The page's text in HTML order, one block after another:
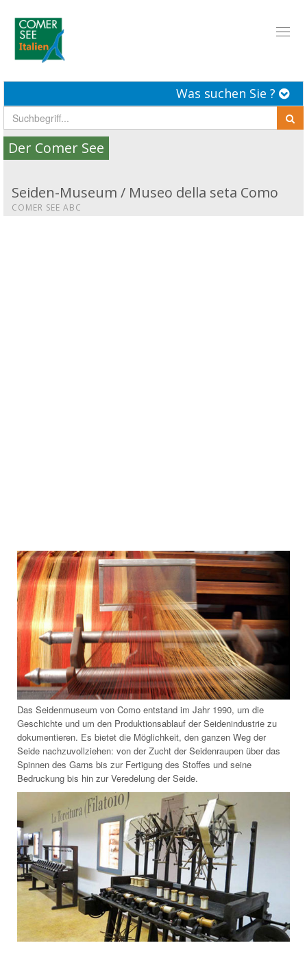
Was suchen Sie ?
Der Comer See
Seiden-Museum / Museo della seta Como
COMER SEE ABC
Das Seidenmuseum von Como entstand im Jahr 1990, um die
Geschichte und um den Produktionsablauf der Seidenindustrie zu
dokumentieren. Es bietet die Möglichkeit, den ganzen Weg der
Seide nachzuvollziehen: von der Zucht der Seidenraupen über das
Spinnen des Garns bis zur Fertigung des Stoffes und seine
Bedruckung bis hin zur Veredelung der Seide.